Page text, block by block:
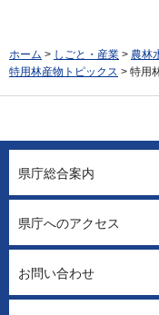
ホーム > しごと・産業 > 農林
特用林産物トピックス > 特用
県庁総合案内
県庁へのアクセス
お問い合わせ